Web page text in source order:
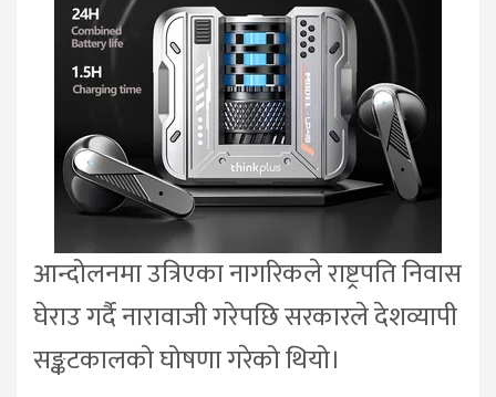
आन्दोलनमा उत्रिएका नागरिकले राष्ट्रपति निवास
घेराउ गर्दै नारावाजी गरेपछि सरकारले देशव्यापी
सङ्कटकालको घोषणा गरेको थियो।